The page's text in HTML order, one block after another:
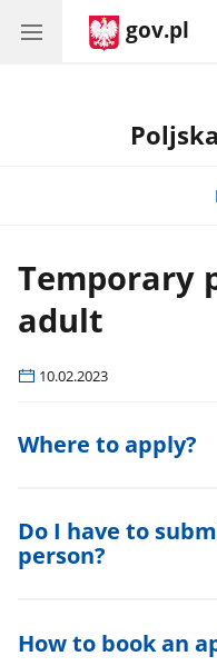
gov.pl
Temporary
adult
10.02.2023
Where to apply?
Do I have to
person?
How to book an